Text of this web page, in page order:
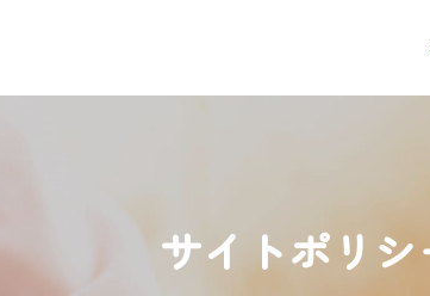
サイトポリシ